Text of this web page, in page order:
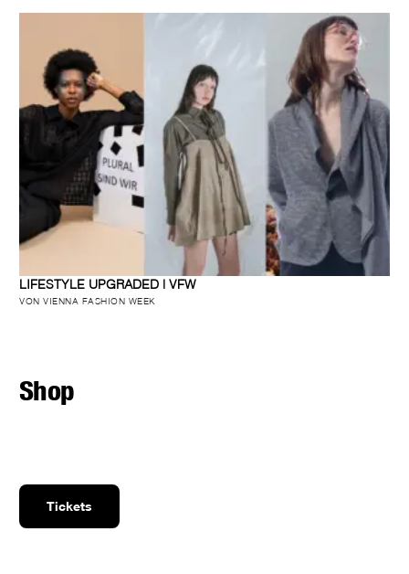
LIFESTYLE UPGRADED | VFW
VON VIENNA FASHION WEEK
Shop
Tickets